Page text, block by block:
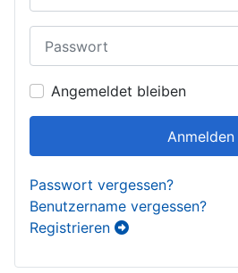
Angemeldet bleiben
Anmelden
Passwort vergessen?
Benutzername vergessen?
Registrieren